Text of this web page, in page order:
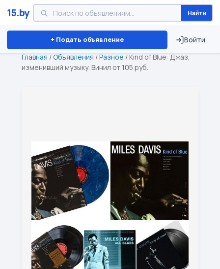
15.by Найти
+ Подать объявление Войти
Минск Витебск Брест ⏱ ТОЛЬКО 15 ДНЕЙ
Главная /Объявления /Разное / Kind of Blue: Джаз,
изменивший музыку. Винил от 105 руб.